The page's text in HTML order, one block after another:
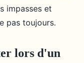
impasses et
pas toujours.
lors d'un